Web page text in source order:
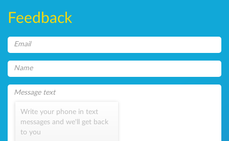
Feedback
Write your phone in text
messages and we'll get back
to you